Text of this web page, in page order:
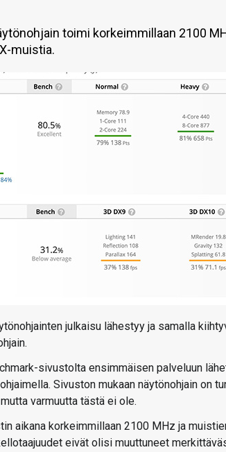
toimi korkeimmillaan 2100
muistia.
julkaisu lähestyy ja samalla
sivustolta ensimmäisen palveluun
Sivuston mukaan näytönohjain on
varmuutta tästä ei ole.
aikana korkeimmillaan 2100 MHz ja
eivät olisi muuttuneet